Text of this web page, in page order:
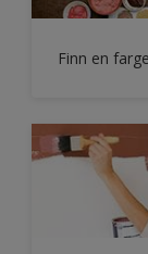
Finn en farge